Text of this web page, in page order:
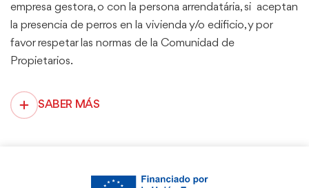
empresa gestora, o con la persona arrendatária, si aceptan
la presencia de perros en la vivienda y/o edificio, y por
favor respetar las normas de la Comunidad de
Propietarios.
SABER MÁS